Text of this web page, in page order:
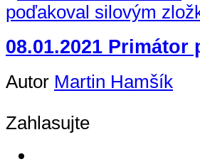
08.01.2021
Autor Martin Hamšík
Zahlasujte